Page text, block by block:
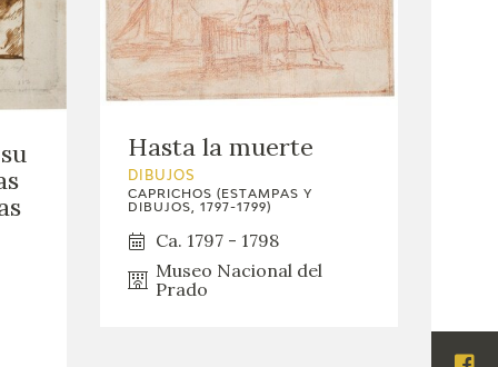
Hasta la muerte
DIBUJOS
CAPRICHOS (ESTAMPAS Y
DIBUJOS, 1797-1799)
Ca. 1797 - 1798
Museo Nacional del
Prado